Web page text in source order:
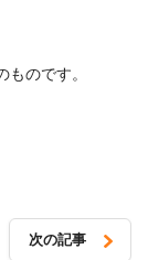
のです。
次の記事